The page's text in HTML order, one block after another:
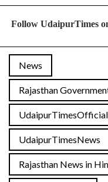
Follow UdaipurTimes
News
Rajasthan
UdaipurTimesOfficial
UdaipurTimesNews
Rajasthan News in